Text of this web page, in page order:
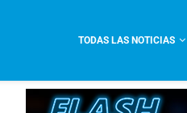
TODAS LAS NOTICIAS